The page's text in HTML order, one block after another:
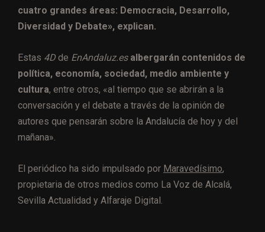
cuatro grandes áreas: Democracia, Desarrollo,
Diversidad y Debate», explican.
Estas 4Dde EnAndaluz.es albergarán contenidos de
política, economía, sociedad, medio ambiente y
cultura, entre otros, «al tiempo que se abrirán a la
conversación y el debate a través de la opinión de
autores que pensarán sobre la Andalucía de hoy y del
mañana».
El periódico ha sido impulsado por Maravedísimo,
propietaria de otros medios como La Voz de Alcalá,
Sevilla Actualidad y Alfaraje Digital.